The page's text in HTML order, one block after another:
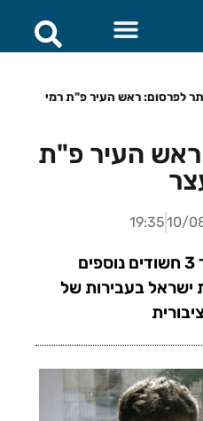
לפרסום: ראש העיר פ"ת רמי
ראש העיר פ"ת
10/
19:35
ראש העיר נעצר עם עוד 3 חשודים נוספים
בעבירות של